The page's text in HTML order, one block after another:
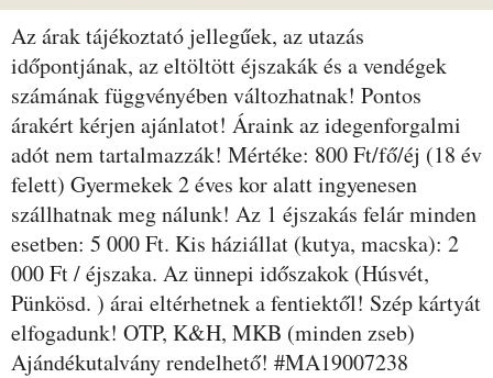
Az árak tájékoztató jellegűek, az utazás
időpontjának, az eltöltött éjszakák és a vendégek
számának függvényében változhatnak! Pontos
árakért kérjen ajánlatot! Áraink az idegenforgalmi
adót nem tartalmazzák! Mértéke: 800 Ft/fő/éj (18 év
felett) Gyermekek 2 éves kor alatt ingyenesen
szállhatnak meg nálunk! Az 1 éjszakás felár minden
esetben: 5 000 Ft. Kis háziállat (kutya, macska): 2
000 Ft / éjszaka. Az ünnepi időszakok (Húsvét,
Pünkösd. ) árai eltérhetnek a fentiektől! Szép kártyát
elfogadunk! OTP, K&H, MKB (minden zseb)
Ajándékutalvány rendelhető! #MA19007238